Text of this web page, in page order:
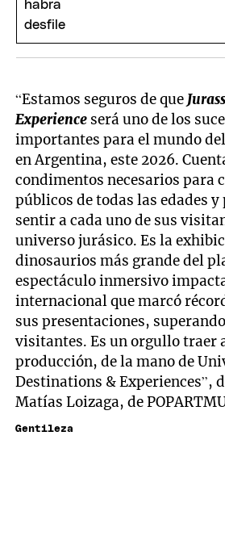
“Estamos seguros de que
Experience será uno de los
importantes para el mundo
en Argentina, este 2026.
condimentos necesarios para
públicos de todas las edades
sentir a cada uno de sus
universo jurásico. Es la
dinosaurios más grande del
espectáculo inmersivo
internacional que marcó
sus presentaciones,
visitantes. Es un orgullo traer
producción, de la mano de
Destinations & Experiences”,
Matías Loizaga, de
Gentileza